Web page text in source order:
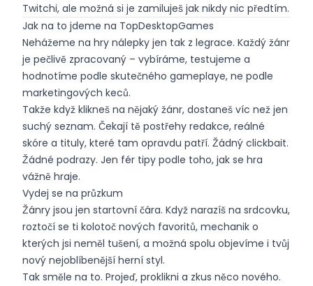
Twitchi, ale možná si je zamiluješ jak nikdy nic předtím.
Jak na to jdeme na TopDesktopGames
Nehážeme na hry nálepky jen tak z legrace. Každý žánr
je pečlivě zpracovaný – vybíráme, testujeme a
hodnotíme podle skutečného gameplaye, ne podle
marketingových keců.
Takže když klikneš na nějaký žánr, dostaneš víc než jen
suchý seznam. Čekají tě postřehy redakce, reálné
skóre a tituly, které tam opravdu patří. Žádný clickbait.
Žádné podrazy. Jen fér tipy podle toho, jak se hra
vážně hraje.
Vydej se na průzkum
Žánry jsou jen startovní čára. Když narazíš na srdcovku,
roztočí se ti kolotoč nových favoritů, mechanik o
kterých jsi neměl tušení, a možná spolu objevíme i tvůj
nový nejoblíbenější herní styl.
Tak směle na to. Projeď, proklikni a zkus něco nového.